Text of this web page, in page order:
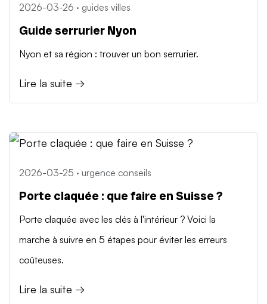
2026-03-26 · guides villes
Guide serrurier Nyon
Nyon et sa région : trouver un bon serrurier.
Lire la suite →
2026-03-25 · urgence conseils
Porte claquée : que faire en Suisse ?
Porte claquée avec les clés à l'intérieur ? Voici la
marche à suivre en 5 étapes pour éviter les erreurs
coûteuses.
Lire la suite →